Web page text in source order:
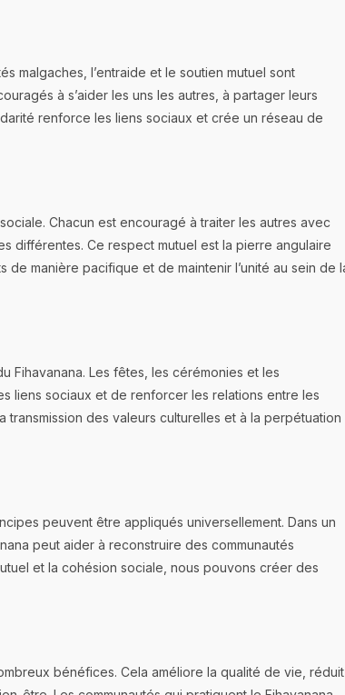
malgaches, l’entraide et le soutien mutuel sont
à s’aider les uns les autres, à partager leurs
renforce les liens sociaux et crée un réseau de
Chacun est encouragé à traiter les autres avec
différentes. Ce respect mutuel est la pierre angulaire
manière pacifique et de maintenir l’unité au sein de
Fihavanana. Les fêtes, les cérémonies et les
liens sociaux et de renforcer les relations entre les
transmission des valeurs culturelles et à la perpétuation
peuvent être appliqués universellement. Dans un
peut aider à reconstruire des communautés
et la cohésion sociale, nous pouvons créer des
bénéfices. Cela améliore la qualité de vie, réduit